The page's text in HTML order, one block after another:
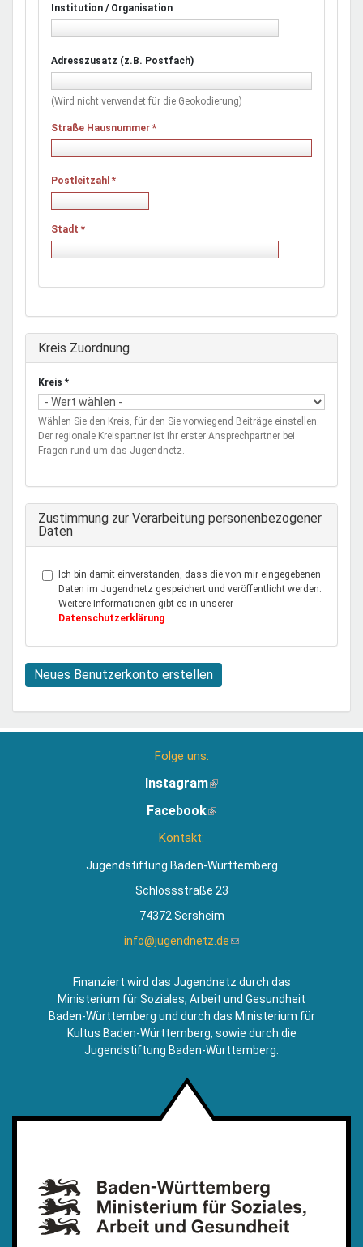
Institution / Organisation
Adresszusatz (z.B. Postfach)
(Wird nicht verwendet für die Geokodierung)
Straße Hausnummer *
Postleitzahl *
Stadt *
Ausblenden
Kreis Zuordnung
Kreis *
Wählen Sie den Kreis, für den Sie vorwiegend Beiträge einstellen.
Der regionale Kreispartner ist Ihr erster Ansprechpartner bei
Fragen rund um das Jugendnetz.
Zustimmung zur Verarbeitung personenbezogener
Daten
Ich bin damit einverstanden, dass die von mir eingegebenen
Daten im Jugendnetz gespeichert und veröffentlicht werden.
Weitere Informationen gibt es in unserer
Datenschutzerklärung
Neues Benutzerkonto erstellen
Folge uns:
Instagram(Link
extern)
Facebook(Link
Kontakt:
Jugendstiftung Baden-Württemberg
Schlossstraße 23
74372 Sersheim
info@jugendnetz.de(Link
Mail)
Finanziert wird das Jugendnetz durch das
Ministerium für Soziales, Arbeit und Gesundheit
Baden-Württemberg und durch das Ministerium für
Kultus Baden-Württemberg, sowie durch die
Jugendstiftung Baden-Württemberg.